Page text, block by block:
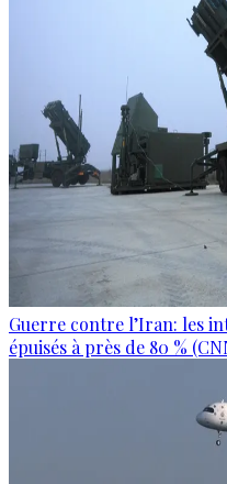
Guerre contre l’Iran: les
épuisés à près de 80 %